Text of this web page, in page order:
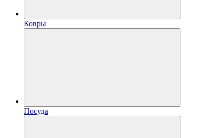
Ковры
Посуда